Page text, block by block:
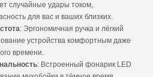
случайные удары током,
для вас и ваших близких.
: Эргономичная ручка и лёгкий
устройства комфортным даже
времени.
: Встроенный фонарик LED